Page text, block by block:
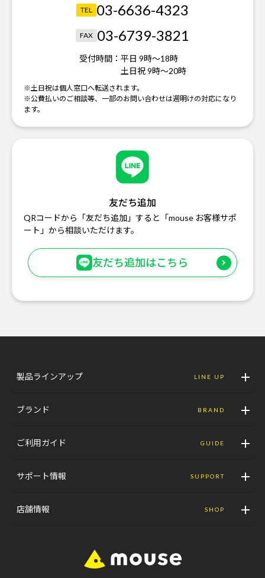
TEL 03-6636-4323
FAX 03-6739-3821
受付時間： 平日 9時～18時
土日祝 9時～20時
※土日祝は個人窓口へ転送されます。
※公費払いのご相談等、一部のお問い合わせは週明けの対応になり
ます。
友だち追加
QRコードから「友だち追加」すると「mouse お客様サポ
ート」から相談いただけます。
友だち追加はこちら
製品ラインアップ LINE UP
ブランド BRAND
ご利用ガイド GUIDE
サポート情報 SUPPORT
店舗情報 SHOP